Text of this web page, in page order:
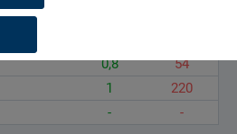
0,8
54
1
220
- -